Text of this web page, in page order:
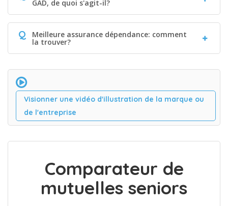
GAD, de quoi s'agit-il?
Q Meilleure assurance dépendance: comment
la trouver?
Visionner une vidéo d'illustration de la marque ou
de l'entreprise
Comparateur de
mutuelles seniors